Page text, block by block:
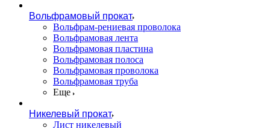
Вольфрамовый прокат
Вольфрам-рениевая проволока
Вольфрамовая лента
Вольфрамовая пластина
Вольфрамовая полоса
Вольфрамовая проволока
Вольфрамовая труба
Еще
Никелевый прокат
Лист никелевый